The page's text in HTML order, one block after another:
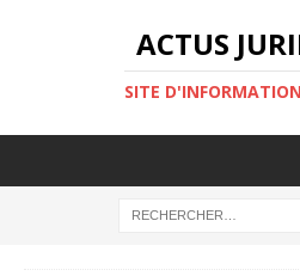
ACTUS
SITE